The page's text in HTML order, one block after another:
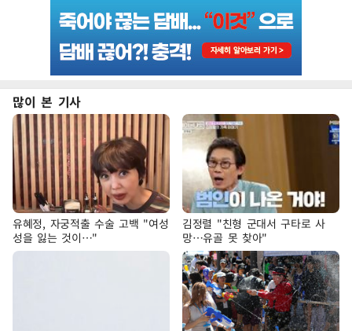
많이 본 기사
유혜정, 자궁적출 수술 고백 "여성
성을 잃는 것이…"
김정렬 "친형 군대서 구타로 사
망…유골 못 찾아"